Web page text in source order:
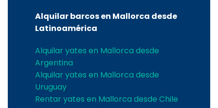
Alquilar barcos en Mallorca desde
Latinoamérica
Alquilar yates en Mallorca desde
Argentina
Alquilar yates en Mallorca desde
Uruguay
Rentar yates en Mallorca desde Chile